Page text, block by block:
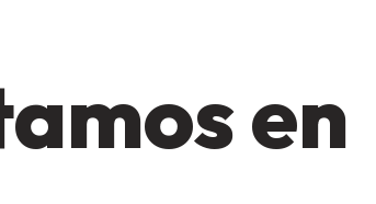
en